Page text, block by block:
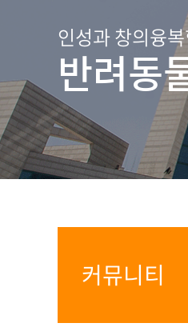
인성과 창의융
반려동
커뮤니티